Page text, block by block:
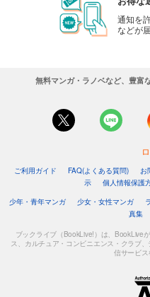
通知を
などが
無料マンガ・ラノベなど、豊富
ご利用ガイド FAQ(よくある質問) お
示
個人情報保護
少年・青年マンガ
少女・女性マンガ
真集
ブックライブ（BookLive!）は、BookLive
ス、カルチュア・コンビニエンス・クラブ
信サービス